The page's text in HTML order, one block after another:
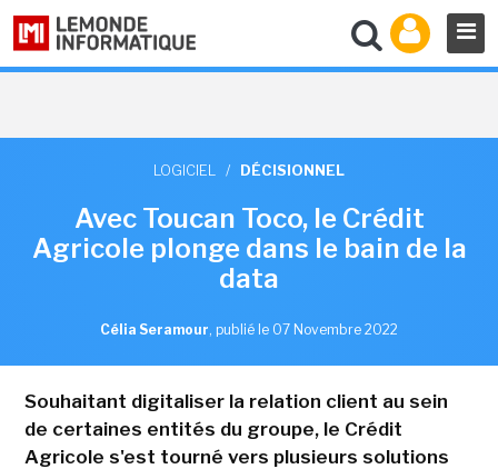
LOGICIEL / DÉCISIONNEL
Avec Toucan Toco, le Crédit
Agricole plonge dans le bain de la
data
Célia Seramour, publié le 07 Novembre 2022
Souhaitant digitaliser la relation client au sein
de certaines entités du groupe, le Crédit
Agricole s'est tourné vers plusieurs solutions